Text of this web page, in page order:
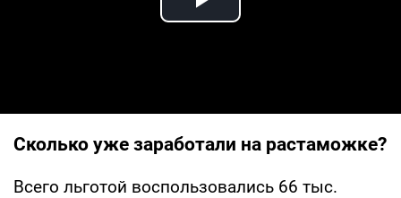
Play Video
Сколько уже заработали на растаможке?
Всего льготой воспользовались 66 тыс.